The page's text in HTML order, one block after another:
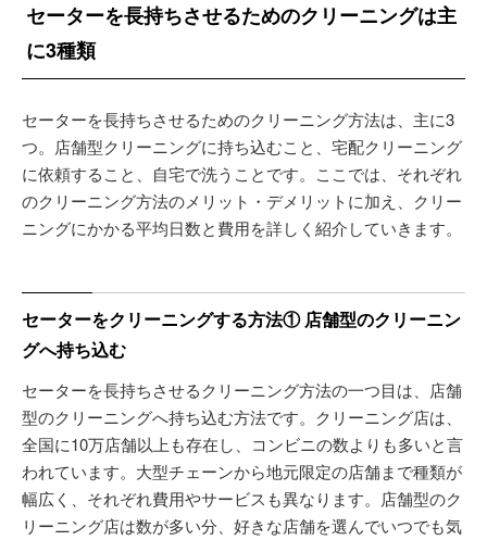
セーターを長持ちさせるためのクリーニングは主
に3種類
セーターを長持ちさせるためのクリーニング方法は、主に3
つ。店舗型クリーニングに持ち込むこと、宅配クリーニング
に依頼すること、自宅で洗うことです。ここでは、それぞれ
のクリーニング方法のメリット・デメリットに加え、クリー
ニングにかかる平均日数と費用を詳しく紹介していきます。
セーターをクリーニングする方法① 店舗型のクリーニン
グへ持ち込む
セーターを長持ちさせるクリーニング方法の一つ目は、店舗
型のクリーニングへ持ち込む方法です。クリーニング店は、
全国に10万店舗以上も存在し、コンビニの数よりも多いと言
われています。大型チェーンから地元限定の店舗まで種類が
幅広く、それぞれ費用やサービスも異なります。店舗型のク
リーニング店は数が多い分、好きな店舗を選んでいつでも気